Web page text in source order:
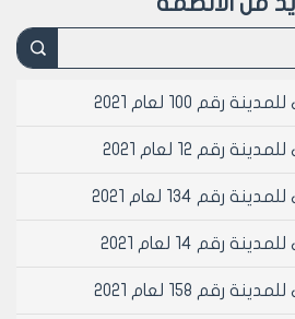
الفعالية التي كان الكشك
بعد استكمال إجراءات تصديقه من
التنفيذي لمجلس
حلب
100 لعام 2021
رقم 12 لعام 2021
134 لعام 2021
رقم 14 لعام 2021
158 لعام 2021